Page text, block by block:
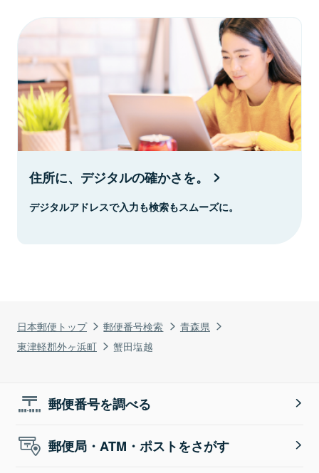
日本郵便トップ 郵便番号検索
青森県
東津軽郡外ヶ浜町
蟹田塩越
住所に、デジタルの確かさを。
デジタルアドレスで入力も検索もスムーズに。
郵便番号を調べる
郵便局・ATM・ポストをさがす